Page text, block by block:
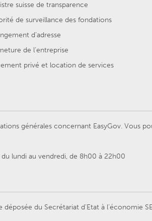
suisse de transparence
de surveillance des fondations
d’adresse
de l’entreprise
privé et location de services
générales concernant EasyGov. Vous
lundi au vendredi, de 8h00 à 22h00
du Secrétariat d’Etat à l’économie